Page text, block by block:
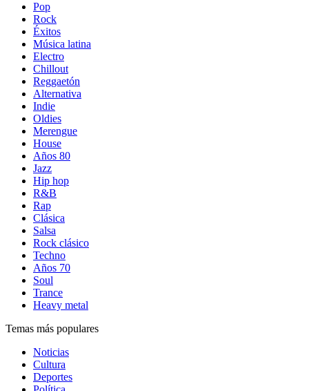
Pop
Rock
Éxitos
Música latina
Electro
Chillout
Reggaetón
Alternativa
Indie
Oldies
Merengue
House
Años 80
Jazz
Hip hop
R&B
Rap
Clásica
Salsa
Rock clásico
Techno
Años 70
Soul
Trance
Heavy metal
Temas más populares
Noticias
Cultura
Deportes